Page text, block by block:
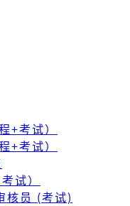
+考试）
+考试）
试）
核员 (考试)